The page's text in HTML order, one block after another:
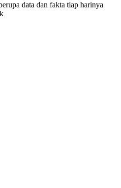
data dan fakta tiap harinya